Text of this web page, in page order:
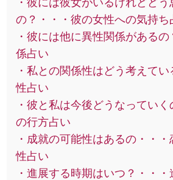
の？・・・彼の女性への気持ち
・彼には他に異性関係がある
係占い
・私との関係性はどう考えて
性占い
・彼と私は今後どうなっていく
の行方占い
・成就の可能性はあるの・・
性占い
・進展する時期はいつ？・・